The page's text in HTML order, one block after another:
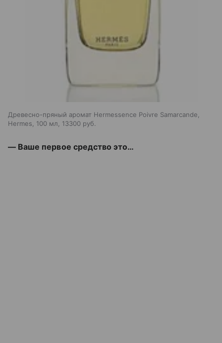
Древесно-пряный аромат Hermessence Poivre Samarcande,
Hermes, 100 мл, 13300 руб.
— Ваше первое средство это…